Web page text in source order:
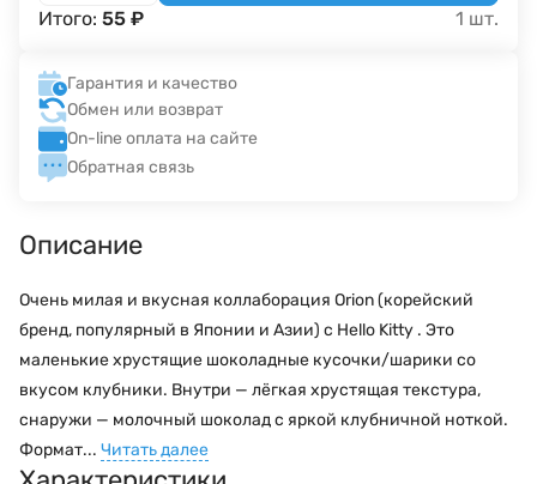
Итого: 55 ₽ 1 шт.
Гарантия и качество
Обмен или возврат
On-line оплата на сайте
Обратная связь
Описание
Очень милая и вкусная коллаборация Orion (корейский
бренд, популярный в Японии и Азии) с Hello Kitty . Это
маленькие хрустящие шоколадные кусочки/шарики со
вкусом клубники. Внутри — лёгкая хрустящая текстура,
снаружи — молочный шоколад с яркой клубничной ноткой.
Формат... Читать далее